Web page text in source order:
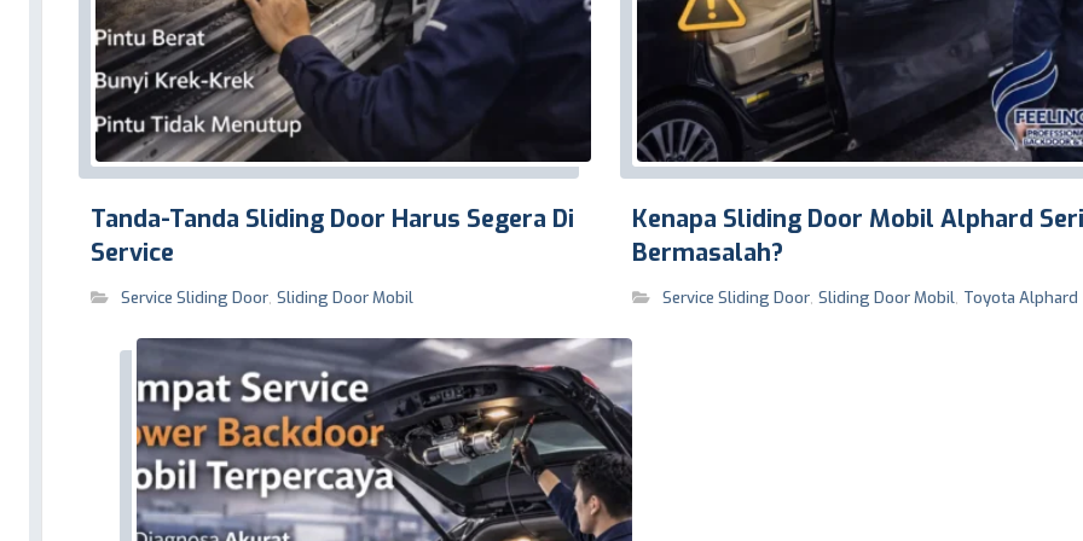
Tanda-Tanda Sliding Door Harus Segera Di
Service
Service Sliding Door, Sliding Door Mobil
Kenapa Sliding Door Mobil Alphard
Bermasalah?
Service Sliding Door,Sliding Door Mobil, Toyota Alphard